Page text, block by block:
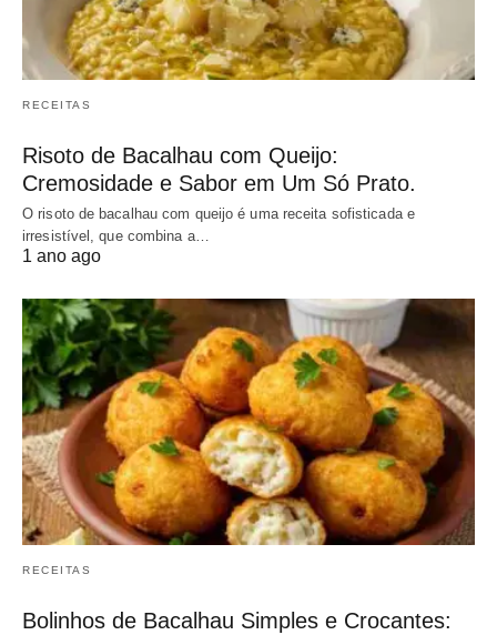
RECEITAS
Risoto de Bacalhau com Queijo:
Cremosidade e Sabor em Um Só Prato.
O risoto de bacalhau com queijo é uma receita sofisticada e
irresistível, que combina a…
1 ano ago
RECEITAS
Bolinhos de Bacalhau Simples e Crocantes: